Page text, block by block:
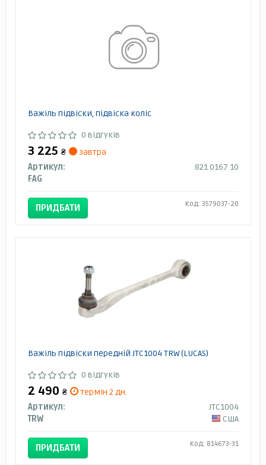
Важіль підвіски, підвіска коліс
0 відгуків
3 225 ₴
завтра
Артикул:
821 0167 10
FAG
ПРИДБАТИ Код: 3579037-20
Важіль підвіски передній JTC1004 TRW (LUCAS)
0 відгуків
2 490 ₴
термін 2 дн.
Артикул:
JTC1004
TRW
США
ПРИДБАТИ Код: 814673-31